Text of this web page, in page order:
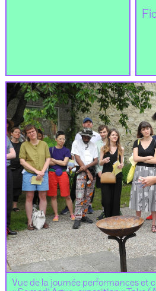
Vue de la journée performances et